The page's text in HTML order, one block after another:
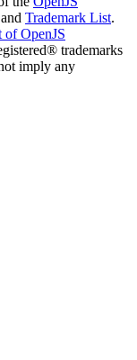
and Trademark List.
of OpenJS
trademarks
imply any